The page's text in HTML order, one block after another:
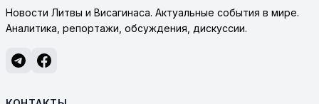
Новости Литвы и Висагинаса. Актуальные события в мире.
Аналитика, репортажи, обсуждения, дискуссии.